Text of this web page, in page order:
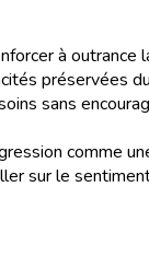
à outrance
préservées
sans
comme
sur le